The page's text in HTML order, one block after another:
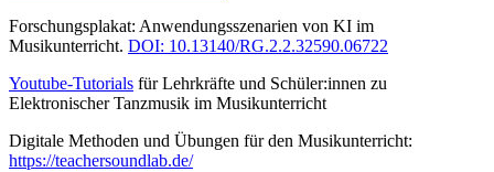
Forschungsplakat: Anwendungsszenarien von KI im
Musikunterricht. DOI: 10.13140/RG.2.2.32590.06722
Youtube-Tutorials für Lehrkräfte und Schüler:innen zu
Elektronischer Tanzmusik im Musikunterricht
Digitale Methoden und Übungen für den Musikunterricht:
https://teachersoundlab.de/